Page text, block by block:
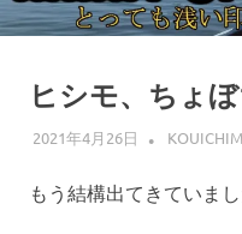
プ
ヒシモ、ちょぼ
2021年4月26日
もう結構出てきていまし